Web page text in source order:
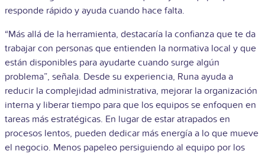
responde rápido y ayuda cuando hace falta.
“Más allá de la herramienta, destacaría la confianza que te da
trabajar con personas que entienden la normativa local y que
están disponibles para ayudarte cuando surge algún
problema”, señala. Desde su experiencia, Runa ayuda a
reducir la complejidad administrativa, mejorar la organización
interna y liberar tiempo para que los equipos se enfoquen en
tareas más estratégicas. En lugar de estar atrapados en
procesos lentos, pueden dedicar más energía a lo que mueve
el negocio. Menos papeleo persiguiendo al equipo por los